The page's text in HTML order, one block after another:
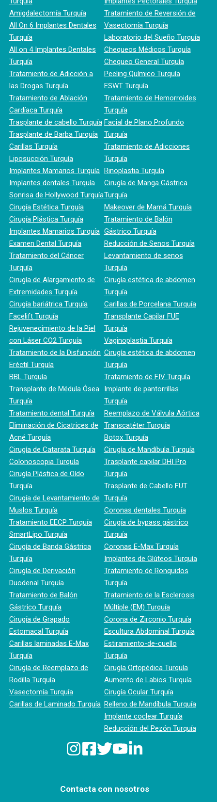
Amigdalectomía Turquía
All On 6 Implantes Dentales
Turquía
All on 4 Implantes Dentales
Turquía
Tratamiento de Adicción a
las Drogas Turquía
Tratamiento de Ablación
Cardíaca Turquía
Trasplante de cabello Turquía
Trasplante de Barba Turquía
Carillas Turquía
Liposucción Turquía
Implantes Mamarios Turquía
Implantes dentales Turquía
Sonrisa de Hollywood Turquía
Cirugía Estética Turquía
Cirugía Plástica Turquía
Implantes Mamarios Turquía
Examen Dental Turquía
Tratamiento del Cáncer
Turquía
Cirugía de Alargamiento de
Extremidades Turquía
Cirugía bariátrica Turquía
Facelift Turquía
Rejuvenecimiento de la Piel
con Láser CO2 Turquía
Tratamiento de la Disfunción
Eréctil Turquía
BBL Turquía
Transplante de Médula Ósea
Turquía
Tratamiento dental Turquía
Eliminación de Cicatrices de
Acné Turquía
Cirugía de Catarata Turquía
Colonoscopia Turquía
Cirugía Plástica de Oído
Turquía
Cirugía de Levantamiento de
Muslos Turquía
Tratamiento EECP Turquía
SmartLipo Turquía
Cirugía de Banda Gástrica
Turquía
Cirugía de Derivación
Duodenal Turquía
Tratamiento de Balón
Gástrico Turquía
Cirugía de Grapado
Estomacal Turquía
Carillas laminadas E-Max
Turquía
Cirugía de Reemplazo de
Rodilla Turquía
Vasectomía Turquía
Carillas de Laminado Turquía
Tratamiento de Reversión de
Vasectomía Turquía
Laboratorio del Sueño Turquía
Chequeos Médicos Turquía
Chequeo General Turquía
Peeling Químico Turquía
ESWT Turquía
Tratamiento de Hemorroides
Turquía
Facial de Plano Profundo
Turquía
Tratamiento de Adicciones
Turquía
Rinoplastia Turquía
Cirugía de Manga Gástrica
Turquía
Makeover de Mamá Turquía
Tratamiento de Balón
Gástrico Turquía
Reducción de Senos Turquía
Levantamiento de senos
Turquía
Cirugía estética de abdomen
Turquía
Carillas de Porcelana Turquía
Transplante Capilar FUE
Turquía
Vaginoplastia Turquía
Cirugía estética de abdomen
Turquía
Tratamiento de FIV Turquía
Implante de pantorrillas
Turquía
Reemplazo de Válvula Aórtica
Transcatéter Turquía
Botox Turquía
Cirugía de Mandíbula Turquía
Trasplante capilar DHI Pro
Turquía
Trasplante de Cabello FUT
Turquía
Coronas dentales Turquía
Cirugía de bypass gástrico
Turquía
Coronas E-Max Turquía
Implantes de Glúteos Turquía
Tratamiento de Ronquidos
Turquía
Tratamiento de la Esclerosis
Múltiple (EM) Turquía
Corona de Zirconio Turquía
Escultura Abdominal Turquía
Estiramiento-de-cuello
Turquía
Cirugía Ortopédica Turquía
Aumento de Labios Turquía
Cirugía Ocular Turquía
Relleno de Mandíbula Turquía
Implante coclear Turquía
Reducción del Pezón Turquía
Contacta con nosotros